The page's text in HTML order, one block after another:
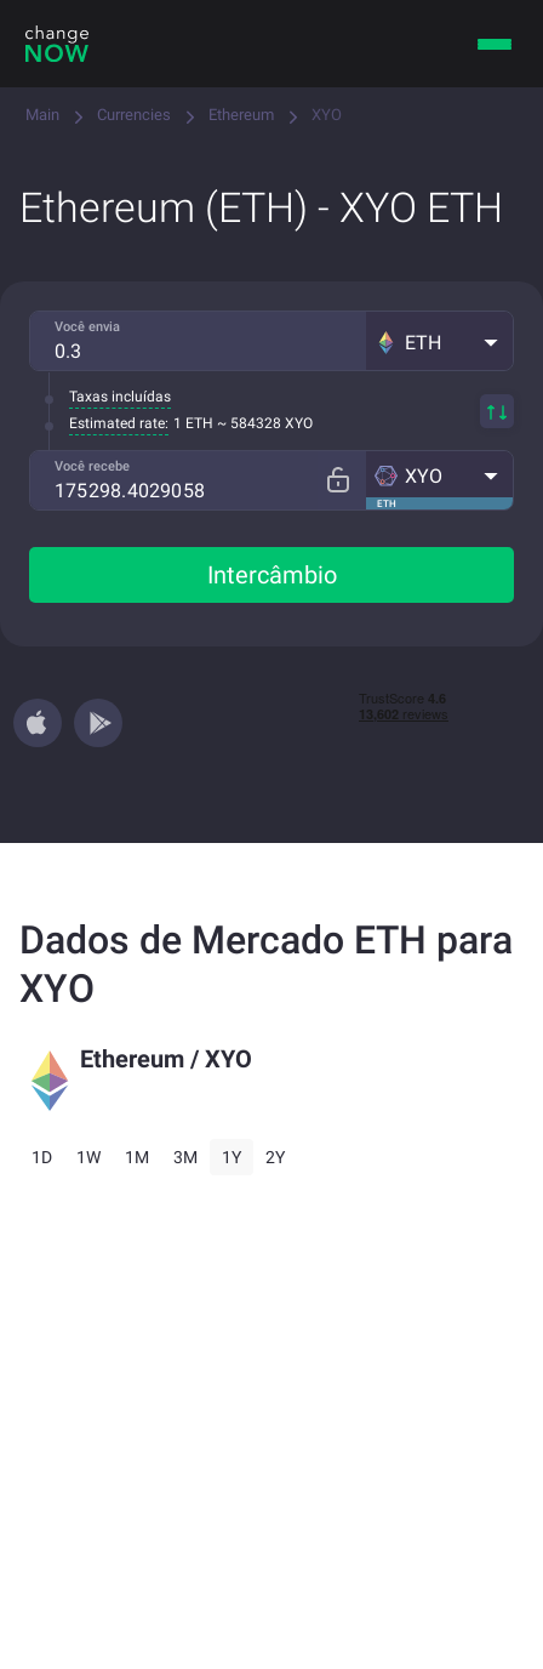
Main Currencies Ethereum XYO
Ethereum (ETH) - XYO ETH
Você envia
ETH
Taxas incluídas
Estimated rate: 1 ETH ~ 584328 XYO
Você recebe
ETH
XYO
Intercâmbio
Dados de Mercado ETH para
XYO
Ethereum / XYO
1D 1W 1M 3M 1Y 2Y